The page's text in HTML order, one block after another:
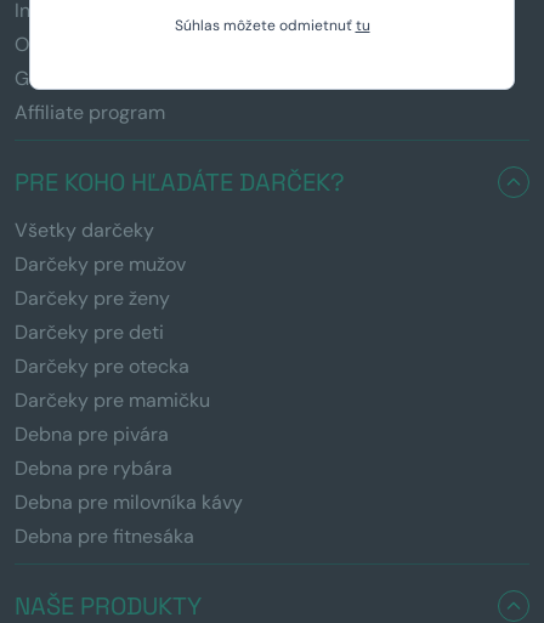
Súhlas môžete odmietnuťtu
Informácie k darčekom
Obchodné podmienky
GDPR
Affiliate program
PRE KOHO HĽADÁTE DARČEK?
Všetky darčeky
Darčeky pre mužov
Darčeky pre ženy
Darčeky pre deti
Darčeky pre otecka
Darčeky pre mamičku
Debna pre pivára
Debna pre rybára
Debna pre milovníka kávy
Debna pre fitnesáka
NAŠE PRODUKTY